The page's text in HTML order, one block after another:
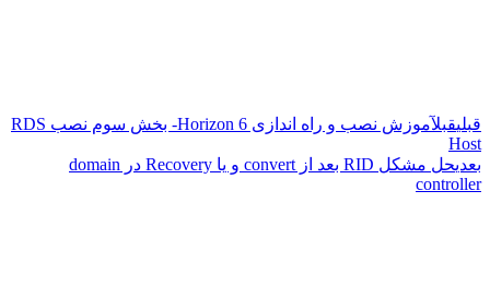
قبلیقبل
آموزش نصب و راه اندازی Horizon 6- بخش سوم نصب RDS
Host
بعدی
حل مشکل RID بعد از convert و یا Recovery در domain
controller